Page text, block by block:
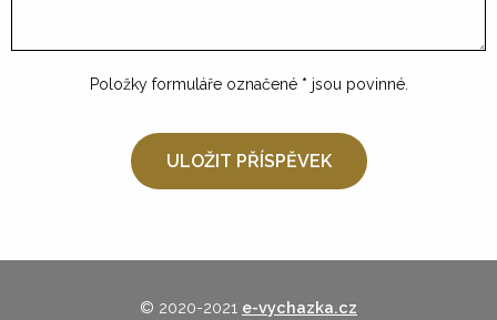
Položky formuláře označené * jsou povinné.
© 2020-2021 e-vychazka.cz